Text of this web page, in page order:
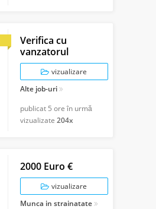
Verifica cu
vanzatorul
vizualizare
Alte job-uri
publicat 5 ore în urmă
vizualizate 204x
2000 Euro €
vizualizare
Munca in strainatate